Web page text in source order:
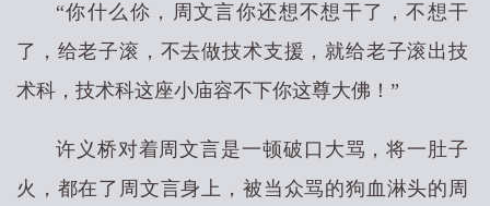
“你什么伱，周文言你还想不想干了，不想干
了，给老子滚，不去做技术支援，就给老子滚出技
术科，技术科这座小庙容不下你这尊大佛！”
许义桥对着周文言是一顿破口大骂，将一肚子
火，都在了周文言身上，被当众骂的狗血淋头的周